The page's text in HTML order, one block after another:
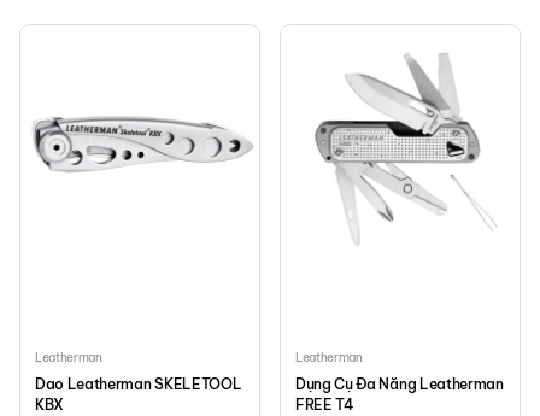
Leatherman
Dao Leatherman SKELETOOL
KBX
Leatherman
Dụng Cụ Đa Năng Leatherman
FREE T4